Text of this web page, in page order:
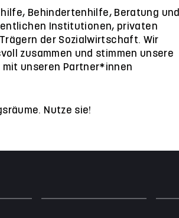
Behindertenhilfe, Beratung und
Institutionen, privaten
der Sozialwirtschaft. Wir
zusammen und stimmen unsere
unseren Partner*innen
Nutze sie!